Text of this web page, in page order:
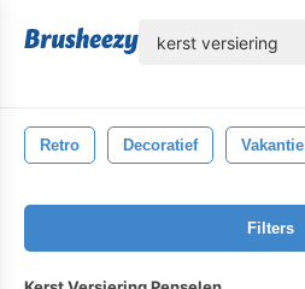
Retro Decoratief Vakantie
Filters